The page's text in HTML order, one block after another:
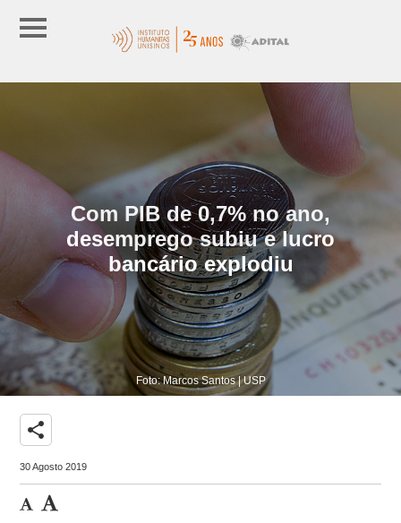
Com PIB de 0,7% no ano,
desemprego subiu e lucro
bancário explodiu
Foto: Marcos Santos | USP
share
30 Agosto 2019